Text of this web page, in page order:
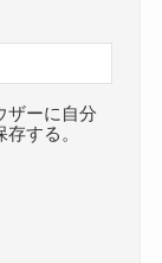
ザーに自分
する。